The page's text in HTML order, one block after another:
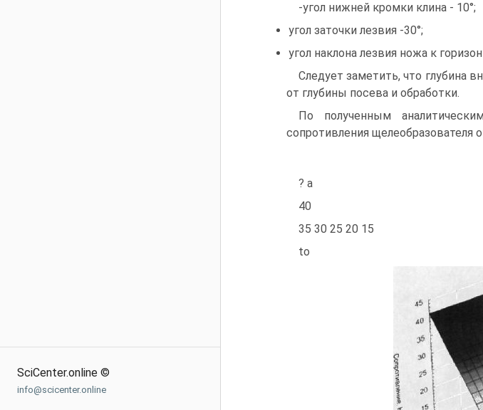
SciCenter.online ©
info@scicenter.online
-угол нижней кромки клина - 10°;
угол заточки лезвия -30°;
угол наклона лезвия ножа к
Следует заметить, что глубина
от глубины посева и обработки.
По полученным
сопротивления щелеобразователя
? а
40
35 30 25 20 15
to